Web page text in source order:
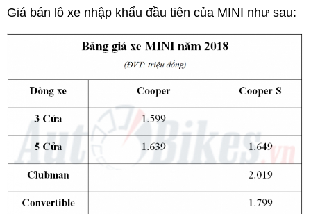
Giá bán lô xe nhập khẩu đầu tiên của MINI như sau: